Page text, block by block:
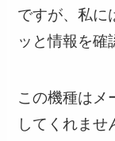
ですが、私に
ッと情報を確
この機種はメ
してくれませ